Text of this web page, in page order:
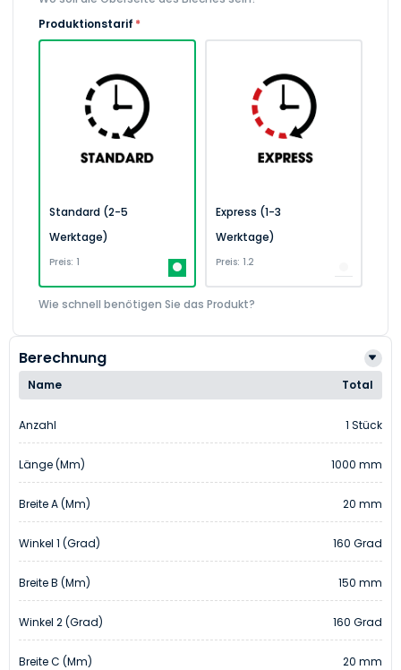
Produktionstarif *
Standard (2-5
Werktage)
Preis: 1
Express (1-3
Werktage)
Preis: 1.2
Wie schnell benötigen Sie das Produkt?
Berechnung
Name Total
Anzahl 1 Stück
Länge (mm) 1000 mm
Breite A (mm) 20 mm
Winkel 1 (Grad) 160 Grad
Breite B (mm) 150 mm
Winkel 2 (Grad) 160 Grad
Breite C (mm) 20 mm